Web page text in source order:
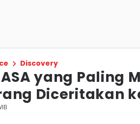
Discovery
yang Paling
Diceritakan